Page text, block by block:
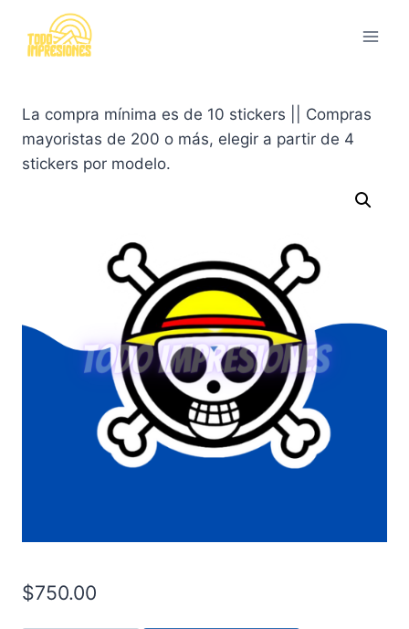
contenido
La compra mínima es de 10 stickers || Compras
mayoristas de 200 o más, elegir a partir de 4
stickers por modelo.
$750.00